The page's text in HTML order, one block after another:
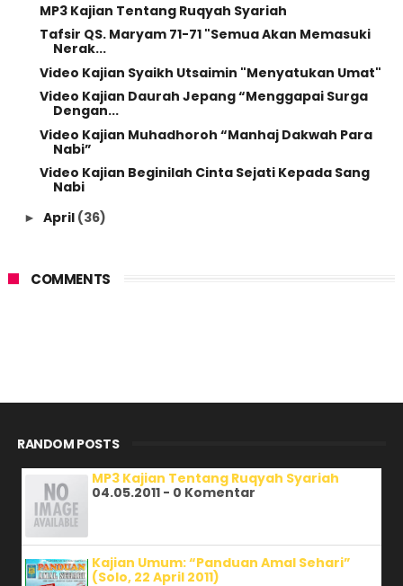
MP3 Kajian Tentang Ruqyah Syariah
Tafsir QS. Maryam 71-71 "Semua Akan Memasuki
Nerak...
Video Kajian Syaikh Utsaimin "Menyatukan Umat"
Video Kajian Daurah Jepang “Menggapai Surga
Dengan...
Video Kajian Muhadhoroh “Manhaj Dakwah Para
Nabi”
Video Kajian Beginilah Cinta Sejati Kepada Sang
Nabi
► April (36)
COMMENTS
RANDOM POSTS
MP3 Kajian Tentang Ruqyah Syariah
04.05.2011 - 0 Komentar
Kajian Umum: “Panduan Amal Sehari”
(Solo, 22 April 2011)